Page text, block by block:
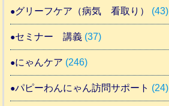
グリーフケア（病気 看取り） (43)
セミナー 講義 (37)
にゃんケア (246)
パピーわんにゃん訪問サポート (24)